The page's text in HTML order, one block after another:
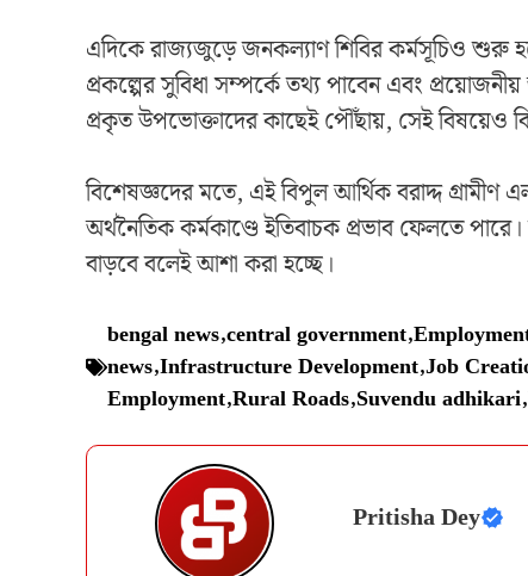
এদিকে রাজ্যজুড়ে জনকল্যাণ শিবির কর্মসূচিও শুরু
প্রকল্পের সুবিধা সম্পর্কে তথ্য পাবেন এবং
প্রকৃত উপভোক্তাদের কাছেই পৌঁছায়, সেই বিষয়েও
বিশেষজ্ঞদের মতে, এই বিপুল আর্থিক বরাদ্দ গ্রামীণ
অর্থনৈতিক কর্মকাণ্ডে ইতিবাচক প্রভাব ফেলতে
বাড়বে বলেই আশা করা হচ্ছে।
bengal news,central government,
news,Infrastructure Development,Job
Employment,Rural Roads,Suvendu adhikari,
Pritisha Dey